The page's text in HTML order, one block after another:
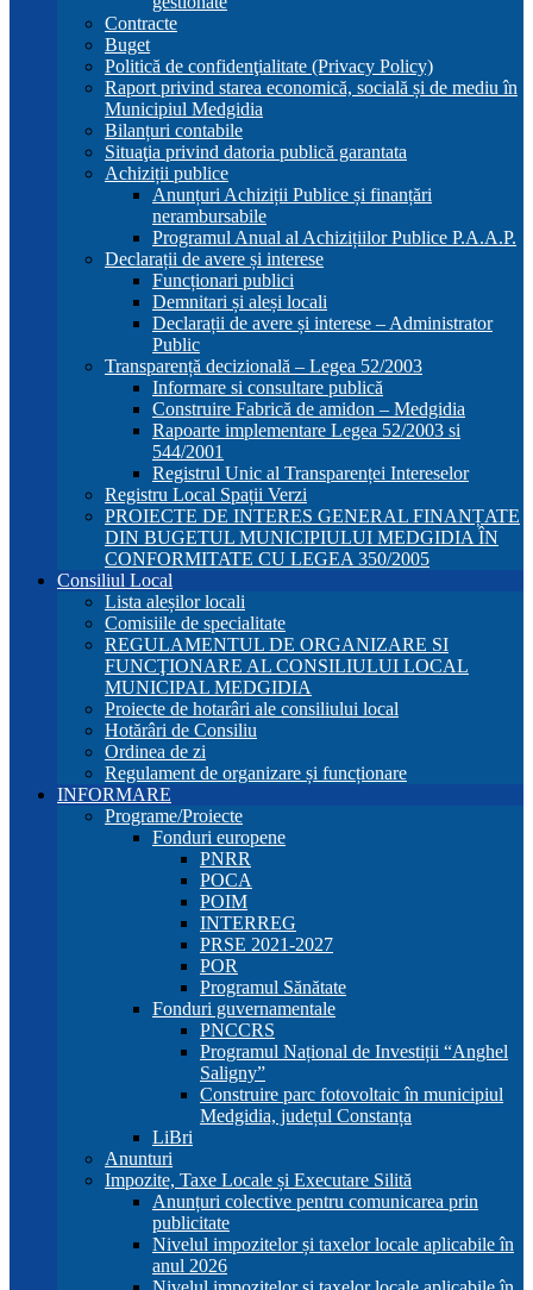
Contracte
Buget
Politică de confidenţialitate (Privacy Policy)
Raport privind starea economică, socială și de mediu în
Municipiul Medgidia
Bilanțuri contabile
Situaţia privind datoria publică garantata
Achiziții publice
Anunțuri Achiziții Publice și finanțări
nerambursabile
Programul Anual al Achizițiilor Publice P.A.A.P.
Declarații de avere și interese
Funcționari publici
Demnitari și aleși locali
Declarații de avere și interese – Administrator
Public
Transparență decizională – Legea 52/2003
Informare si consultare publică
Construire Fabrică de amidon – Medgidia
Rapoarte implementare Legea 52/2003 si
544/2001
Registrul Unic al Transparenței Intereselor
Registru Local Spații Verzi
PROIECTE DE INTERES GENERAL FINANȚATE
DIN BUGETUL MUNICIPIULUI MEDGIDIA ÎN
CONFORMITATE CU LEGEA 350/2005
Consiliul Local
Lista aleșilor locali
Comisiile de specialitate
REGULAMENTUL DE ORGANIZARE SI
FUNCŢIONARE AL CONSILIULUI LOCAL
MUNICIPAL MEDGIDIA
Proiecte de hotarâri ale consiliului local
Hotărâri de Consiliu
Ordinea de zi
Regulament de organizare și funcționare
INFORMARE
Programe/Proiecte
Fonduri europene
PNRR
POCA
POIM
INTERREG
PRSE 2021-2027
POR
Programul Sănătate
Fonduri guvernamentale
PNCCRS
Programul Național de Investiții “Anghel
Saligny”
Construire parc fotovoltaic în municipiul
Medgidia, județul Constanța
LiBri
Anunturi
Impozite, Taxe Locale și Executare Silită
Anunțuri colective pentru comunicarea prin
publicitate
Nivelul impozitelor și taxelor locale aplicabile în
anul 2026